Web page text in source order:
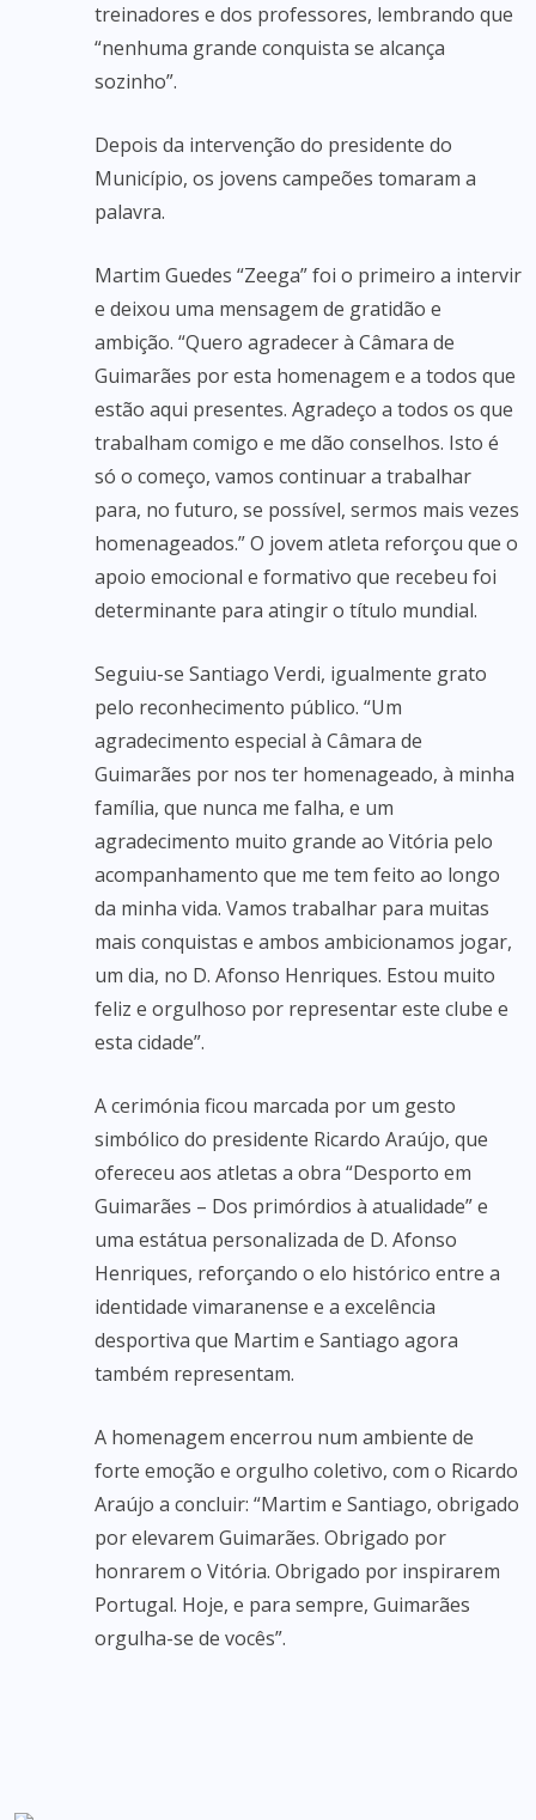
treinadores e dos professores, lembrando que
“nenhuma grande conquista se alcança
sozinho”.
Depois da intervenção do presidente do
Município, os jovens campeões tomaram a
palavra.
Martim Guedes “Zeega” foi o primeiro a intervir
e deixou uma mensagem de gratidão e
ambição. “Quero agradecer à Câmara de
Guimarães por esta homenagem e a todos que
estão aqui presentes. Agradeço a todos os que
trabalham comigo e me dão conselhos. Isto é
só o começo, vamos continuar a trabalhar
para, no futuro, se possível, sermos mais vezes
homenageados.” O jovem atleta reforçou que o
apoio emocional e formativo que recebeu foi
determinante para atingir o título mundial.
Seguiu-se Santiago Verdi, igualmente grato
pelo reconhecimento público. “Um
agradecimento especial à Câmara de
Guimarães por nos ter homenageado, à minha
família, que nunca me falha, e um
agradecimento muito grande ao Vitória pelo
acompanhamento que me tem feito ao longo
da minha vida. Vamos trabalhar para muitas
mais conquistas e ambos ambicionamos jogar,
um dia, no D. Afonso Henriques. Estou muito
feliz e orgulhoso por representar este clube e
esta cidade”.
A cerimónia ficou marcada por um gesto
simbólico do presidente Ricardo Araújo, que
ofereceu aos atletas a obra “Desporto em
Guimarães – Dos primórdios à atualidade” e
uma estátua personalizada de D. Afonso
Henriques, reforçando o elo histórico entre a
identidade vimaranense e a excelência
desportiva que Martim e Santiago agora
também representam.
A homenagem encerrou num ambiente de
forte emoção e orgulho coletivo, com o Ricardo
Araújo a concluir: “Martim e Santiago, obrigado
por elevarem Guimarães. Obrigado por
honrarem o Vitória. Obrigado por inspirarem
Portugal. Hoje, e para sempre, Guimarães
orgulha-se de vocês”.